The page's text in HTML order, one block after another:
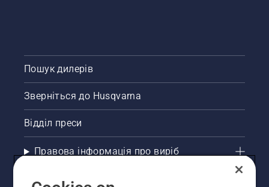
Пошук дилерів
Зверніться до Husqvarna
Відділ преси
Правова інформація про виріб
Інші сайти Husqvarna